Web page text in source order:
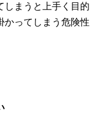
しまうと上手く目的
かってしまう危険性